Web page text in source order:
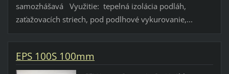
samozhášavá Využitie: tepelná izolácia podláh,
zaťažovacích striech, pod podlhové vykurovanie,...
EPS 100S 100mm